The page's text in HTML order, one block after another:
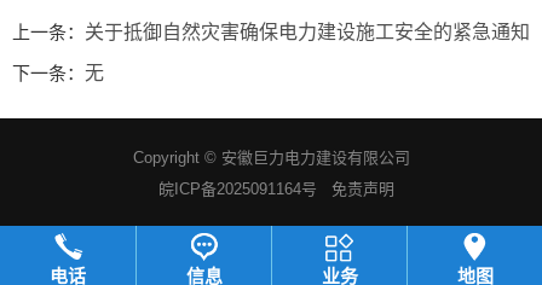
上一条： 关于抵御自然灾害确保电力建设施工安全的紧急通知
下一条： 无
Copyright © 安徽巨力电力建设有限公司
皖ICP备2025091164号
免责声明
电话 信息 业务 地图